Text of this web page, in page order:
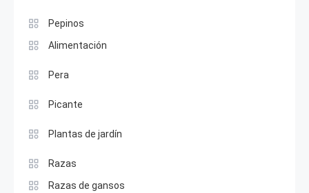
Pepinos
Alimentación
Pera
Picante
Plantas de jardín
Razas
Razas de gansos